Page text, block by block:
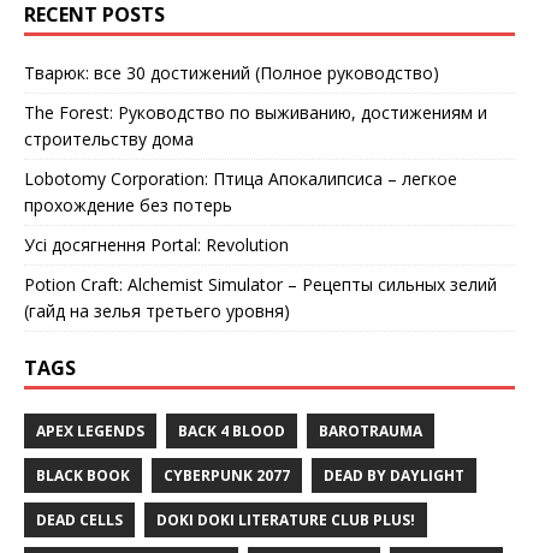
RECENT POSTS
Тварюк: все 30 достижений (Полное руководство)
The Forest: Руководство по выживанию, достижениям и
строительству дома
Lobotomy Corporation: Птица Апокалипсиса – легкое
прохождение без потерь
Усі досягнення Portal: Revolution
Potion Craft: Alchemist Simulator – Рецепты сильных зелий
(гайд на зелья третьего уровня)
TAGS
APEX LEGENDS BACK 4 BLOOD BAROTRAUMA
BLACK BOOK CYBERPUNK 2077 DEAD BY DAYLIGHT
DEAD CELLS DOKI DOKI LITERATURE CLUB PLUS!